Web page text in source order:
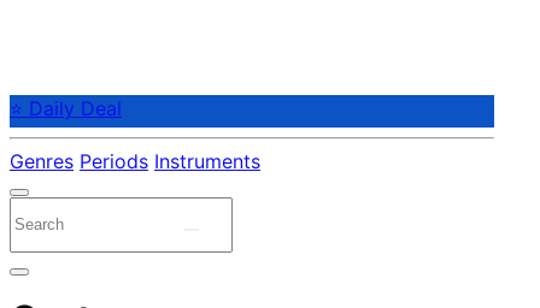
⭐ Daily Deal
Genres Periods Instruments